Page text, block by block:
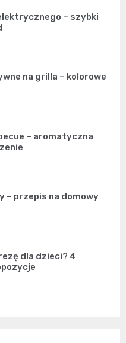
– szybki
na grilla – kolorowe
– aromatyczna
– przepis na domowy
dla dzieci? 4